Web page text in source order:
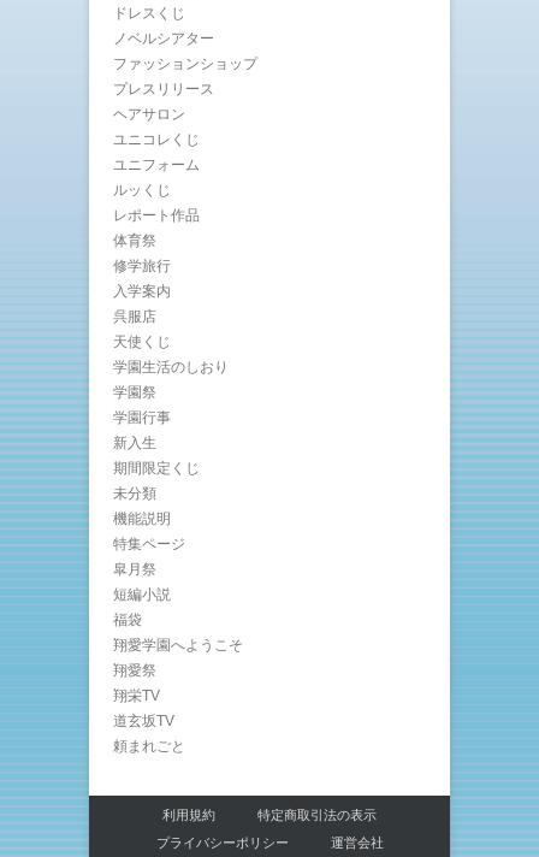
ドレスくじ
ノベルシアター
ファッションショップ
プレスリリース
ヘアサロン
ユニコレくじ
ユニフォーム
ルッくじ
レポート作品
体育祭
修学旅行
入学案内
呉服店
天使くじ
学園生活のしおり
学園祭
学園行事
新入生
期間限定くじ
未分類
機能説明
特集ページ
皐月祭
短編小説
福袋
翔愛学園へようこそ
翔愛祭
翔栄TV
道玄坂TV
頼まれごと
利用規約
特定商取引法の表示
プライバシーポリシー
運営会社